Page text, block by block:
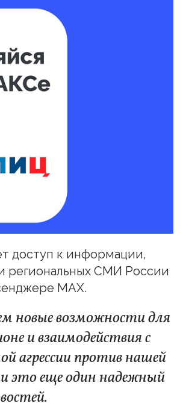
доступ к информации,
региональных СМИ России
MAX.
новые возможности для
и взаимодействия с
агрессии против нашей
это еще один надежный